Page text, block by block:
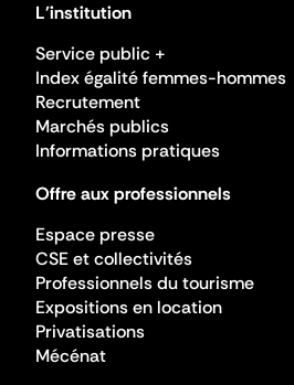
L'institution
Service public +
Index égalité femmes-hommes
Recrutement
Marchés publics
Informations pratiques
Offre aux professionnels
Espace presse
CSE et collectivités
Professionnels du tourisme
Expositions en location
Privatisations
Mécénat